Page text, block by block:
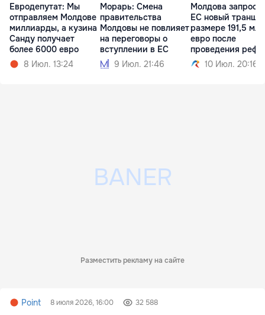
Евродепутат: Мы
отправляем Молдове
миллиарды, а кузина
Санду получает
более 6000 евро
8 Июл. 13:24
Морарь: Смена
правительства
Молдовы не повлияет
на переговоры о
вступлении в ЕС
9 Июл. 21:46
Молдова
ЕС новый транш в
размере 191,5 млн
евро после
проведения
10 Июл. 20:16
Разместить рекламу на сайте
Point 8 июля 2026, 16:00 32 588